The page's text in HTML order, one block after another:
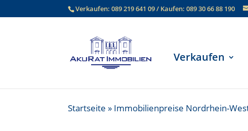
Verkaufen:089 219 641 09/ Kaufen:089 30 66 88 190
Verkaufen
Startseite » Immobilienpreise Nordrhein-